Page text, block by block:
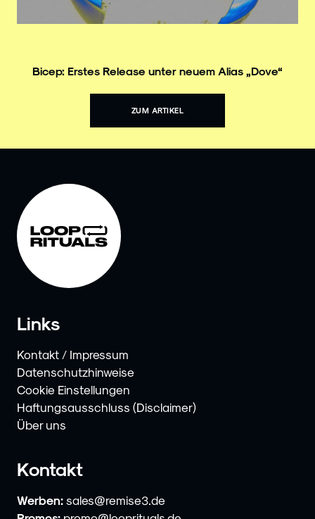
Bicep: Erstes Release unter neuem Alias „Dove“
ZUM ARTIKEL
Links
Kontakt / Impressum
Datenschutzhinweise
Cookie Einstellungen
Haftungsausschluss (Disclaimer)
Über uns
Kontakt
Werben: sales@remise3.de